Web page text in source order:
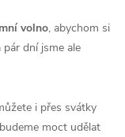
volno, abychom si
dní jsme ale
i přes svátky
moct udělat